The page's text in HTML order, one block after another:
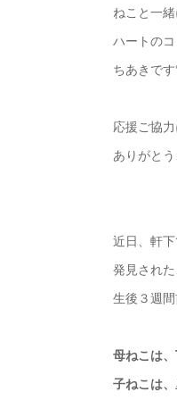
ねこと一
ハートの
ちあきです
応援ご協力
ありがと
近日、軒
発見された
生後３週間
母ねこは、
子ねこは